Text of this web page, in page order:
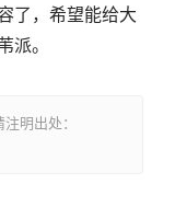
了，希望能给大
派。
明出处：